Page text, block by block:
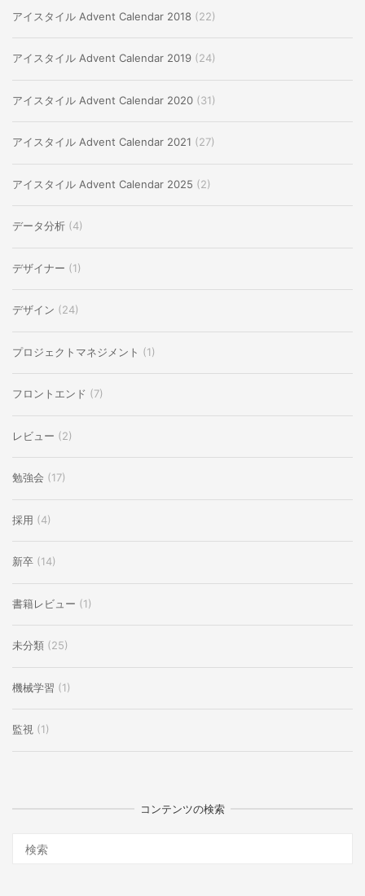
アイスタイル Advent Calendar 2018 (22)
アイスタイル Advent Calendar 2019 (24)
アイスタイル Advent Calendar 2020 (31)
アイスタイル Advent Calendar 2021 (27)
アイスタイル Advent Calendar 2025 (2)
データ分析 (4)
デザイナー (1)
デザイン (24)
プロジェクトマネジメント (1)
フロントエンド (7)
レビュー (2)
勉強会 (17)
採用 (4)
新卒 (14)
書籍レビュー (1)
未分類 (25)
機械学習 (1)
監視 (1)
コンテンツの検索